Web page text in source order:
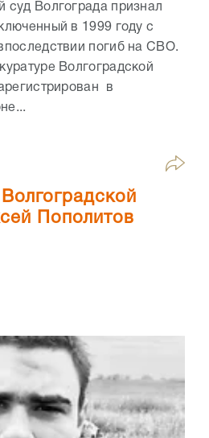
суд Волгограда признал
в 1999 году с
погиб на СВО.
Волгоградской
в
Пополитов